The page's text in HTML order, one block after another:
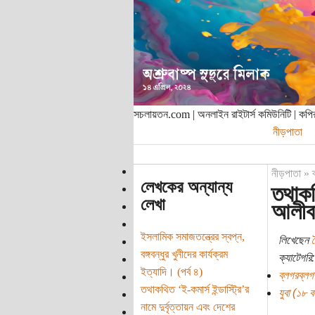
সচলায়তন.com | অনলাইন রাইটার্স কমিউনিটি |
নীড়পাতা
লেখকের অন্যান্য
লেখা
ইসলামিক সমাজতন্ত্রের স্বপ্ন,
বঙ্গবন্ধুর খুনীদের কার্যক্রম
ইত্যাদি। (পর্ব ৪)
তথাকথিত ‘ই-কমার্স ইন্ডাস্ট্রি’র
নামে দুর্বৃত্তায়ন এবং দেশের
নীড়পাতা»
লিখেছেন
ক্যাটেগরি:
যুবা (১৮